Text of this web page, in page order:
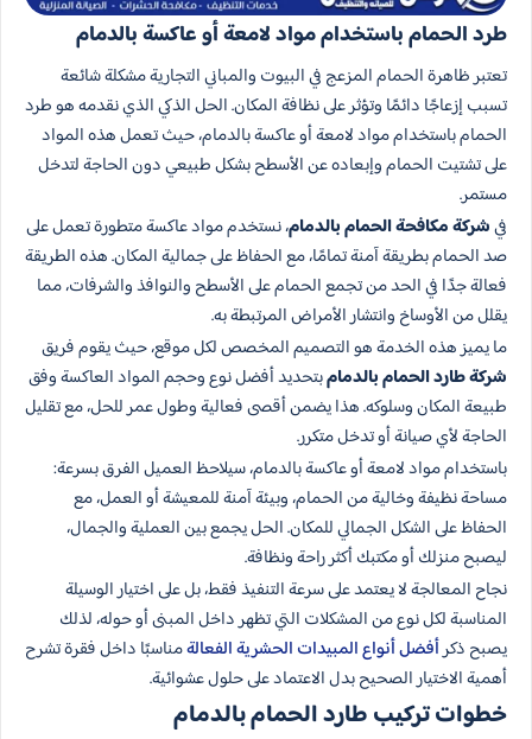
طرد الحمام باستخدام مواد لامعة أو عاكسة بالدمام
تعتبر ظاهرة الحمام المزعج في البيوت والمباني التجارية مشكلة شائعة
تسبب إزعاجًا دائمًا وتؤثر على نظافة المكان. الحل الذكي الذي نقدمه هو طرد
الحمام باستخدام مواد لامعة أو عاكسة بالدمام، حيث تعمل هذه المواد
على تشتيت الحمام وإبعاده عن الأسطح بشكل طبيعي دون الحاجة لتدخل
مستمر.
فيشركة مكافحة الحمام بالدمام، نستخدم مواد عاكسة متطورة تعمل على
صد الحمام بطريقة آمنة تمامًا، مع الحفاظ على جمالية المكان. هذه الطريقة
فعالة جدًا في الحد من تجمع الحمام على الأسطح والنوافذ والشرفات، مما
يقلل من الأوساخ وانتشار الأمراض المرتبطة به.
ما يميز هذه الخدمة هو التصميم المخصص لكل موقع، حيث يقوم فريق
شركة طارد الحمام بالدمامبتحديد أفضل نوع وحجم المواد العاكسة وفق
طبيعة المكان وسلوكه. هذا يضمن أقصى فعالية وطول عمر للحل، مع تقليل
الحاجة لأي صيانة أو تدخل متكرر.
باستخدام مواد لامعة أو عاكسة بالدمام، سيلاحظ العميل الفرق بسرعة:
مساحة نظيفة وخالية من الحمام، وبيئة آمنة للمعيشة أو العمل، مع
الحفاظ على الشكل الجمالي للمكان. الحل يجمع بين العملية والجمال،
ليصبح منزلك أو مكتبك أكثر راحة ونظافة.
نجاح المعالجة لا يعتمد على سرعة التنفيذ فقط، بل على اختيار الوسيلة
المناسبة لكل نوع من المشكلات التي تظهر داخل المبنى أو حوله، لذلك
يصبح ذكرأفضل أنواع المبيدات الحشرية الفعالةمناسبًا داخل فقرة تشرح
أهمية الاختيار الصحيح بدل الاعتماد على حلول عشوائية.
خطوات تركيب طارد الحمام بالدمام